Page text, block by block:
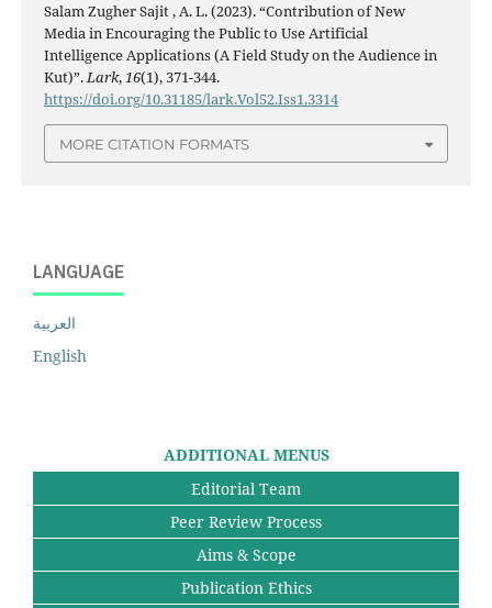
Salam Zugher Sajit , A. L. (2023). “Contribution of New
Media in Encouraging the Public to Use Artificial
Intelligence Applications (A Field Study on the Audience in
Kut)”.Lark,16(1), 371-344.
https://doi.org/10.31185/lark.Vol52.Iss1.3314
MORE CITATION FORMATS
LANGUAGE
العربية
English
ADDITIONAL MENUS
Editorial Team
Peer Review Process
Aims & Scope
Publication Ethics